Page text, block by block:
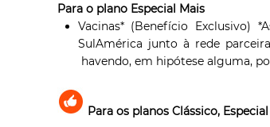
Para o plano Especial Mais
Vacinas* (Benefício Exclusivo)
SulAmérica junto à rede
havendo, em hipótese alguma,
Para os planos Clássico,